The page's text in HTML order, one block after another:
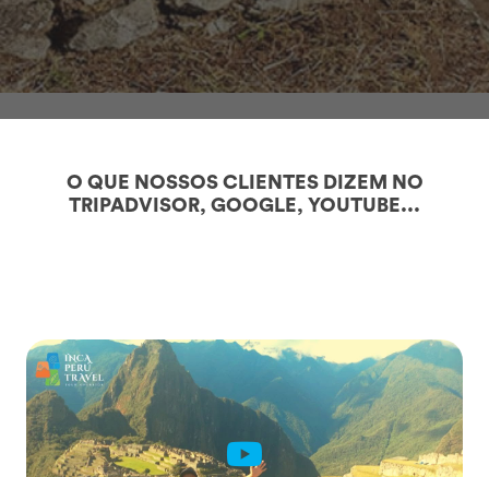
O QUE NOSSOS CLIENTES DIZEM NO
TRIPADVISOR, GOOGLE, YOUTUBE...